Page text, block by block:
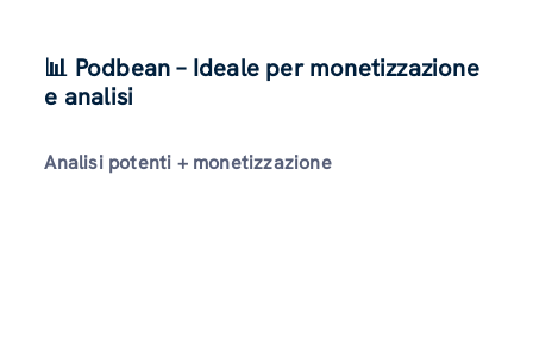
📊 Podbean – Ideale per monetizzazione
e analisi
Analisi potenti + monetizzazione